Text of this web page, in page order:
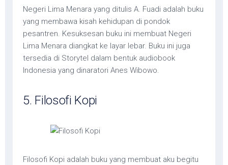
Negeri Lima Menara yang ditulis A. Fuadi adalah buku
yang membawa kisah kehidupan di pondok
pesantren. Kesuksesan buku ini membuat Negeri
Lima Menara diangkat ke layar lebar. Buku ini juga
tersedia di Storytel dalam bentuk audiobook
Indonesia yang dinaratori Anes Wibowo.
5. Filosofi Kopi
Filosofi Kopi adalah buku yang membuat aku begitu